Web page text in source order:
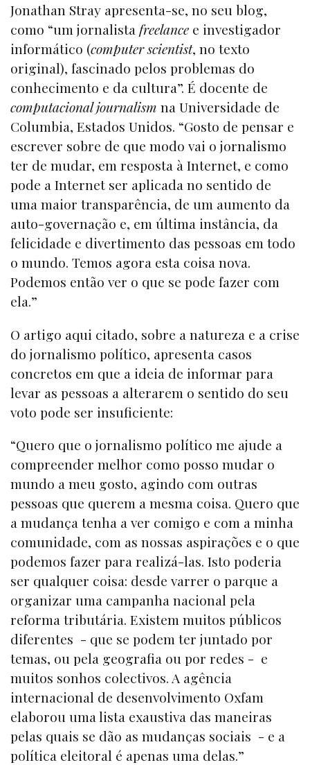
Jonathan Stray apresenta-se, no seu blog,
como “um jornalistafreelance e investigador
informático (computer scientist, no texto
original), fascinado pelos problemas do
conhecimento e da cultura”. É docente de
computacional journalism na Universidade de
Columbia, Estados Unidos. “Gosto de pensar e
escrever sobre de que modo vai o jornalismo
ter de mudar, em resposta à Internet, e como
pode a Internet ser aplicada no sentido de
uma maior transparência, de um aumento da
auto-governação e, em última instância, da
felicidade e divertimento das pessoas em todo
o mundo. Temos agora esta coisa nova.
Podemos então ver o que se pode fazer com
ela.”
O artigo aqui citado, sobre a natureza e a crise
do jornalismo político, apresenta casos
concretos em que a ideia de informar para
levar as pessoas a alterarem o sentido do seu
voto pode ser insuficiente:
“Quero que o jornalismo político me ajude a
compreender melhor como posso mudar o
mundo a meu gosto, agindo com outras
pessoas que querem a mesma coisa. Quero que
a mudança tenha a ver comigo e com a minha
comunidade, com as nossas aspirações e o que
podemos fazer para realizá-las. Isto poderia
ser qualquer coisa: desde varrer o parque a
organizar uma campanha nacional pela
reforma tributária. Existem muitos públicos
diferentes - que se podem ter juntado por
temas, ou pela geografia ou por redes - e
muitos sonhos colectivos. A agência
internacional de desenvolvimento Oxfam
elaborou uma lista exaustiva das maneiras
pelas quais se dão as mudanças sociais - e a
política eleitoral é apenas uma delas.”